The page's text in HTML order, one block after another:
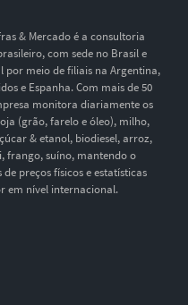
& Mercado é a consultoria
com sede no Brasil e
por meio de filiais na Argentina,
e Espanha. Com mais de 50
monitora diariamente os
(grão, farelo e óleo), milho,
& etanol, biodiesel, arroz,
frango, suíno, mantendo o
preços físicos e estatísticas
em nível internacional.